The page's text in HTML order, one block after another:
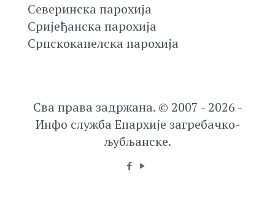
Северинска парохија
Сријеђанска парохија
Српскокапелска парохија
Сва права задржана. © 2007 - 2026 -
Инфо служба Епархије загребачко-
љубљанске.